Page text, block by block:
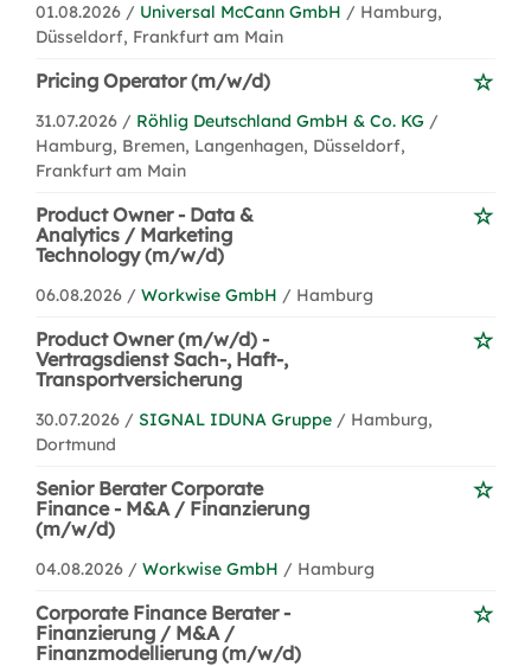
01.08.2026 / Universal McCann GmbH / Hamburg,
Düsseldorf, Frankfurt am Main
Pricing Operator (m/w/d)
31.07.2026 / Röhlig Deutschland GmbH & Co. KG /
Hamburg, Bremen, Langenhagen, Düsseldorf,
Frankfurt am Main
Product Owner - Data &
Analytics / Marketing
Technology (m/w/d)
06.08.2026 / Workwise GmbH / Hamburg
Product Owner (m/w/d) -
Vertragsdienst Sach-, Haft-,
Transportversicherung
30.07.2026 / SIGNAL IDUNA Gruppe / Hamburg,
Dortmund
Senior Berater Corporate
Finance - M&A / Finanzierung
(m/w/d)
04.08.2026 / Workwise GmbH / Hamburg
Corporate Finance Berater -
Finanzierung / M&A /
Finanzmodellierung (m/w/d)